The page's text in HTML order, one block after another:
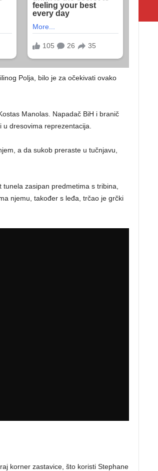
Polja, bilo je za očekivati ovako
Manolas. Napadač BiH i branič
dresovima reprezentacija.
a da sukob preraste u tučnjavu,
zasipan predmetima s tribina,
njemu, također s leđa, trčao je grčki
korner zastavice, što koristi Stephane